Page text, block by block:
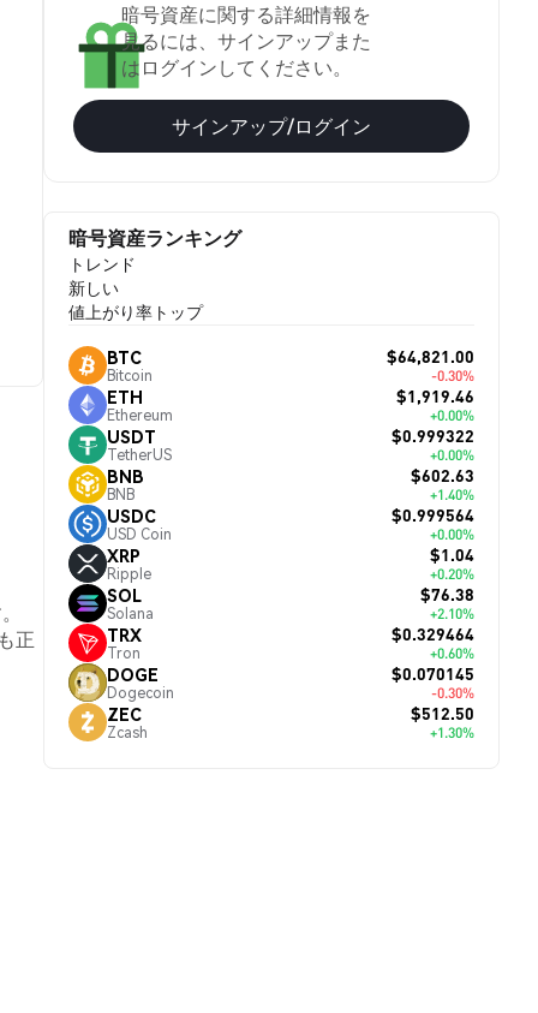
正
暗号資産に関する詳細情報を
見るには、サインアップまた
はログインしてください。
サインアップ/ログイン
暗号資産ランキング
トレンド
新しい
値上がり率トップ
BTC
Bitcoin
$64,821.00
-0.30%
ETH
Ethereum
$1,919.46
+0.00%
USDT
TetherUS
$0.999322
+0.00%
BNB
BNB
$602.63
+1.40%
USDC
USD Coin
$0.999564
+0.00%
XRP
Ripple
$1.04
+0.20%
SOL
Solana
$76.38
+2.10%
TRX
Tron
$0.329464
+0.60%
DOGE
Dogecoin
$0.070145
-0.30%
ZEC
Zcash
$512.50
+1.30%